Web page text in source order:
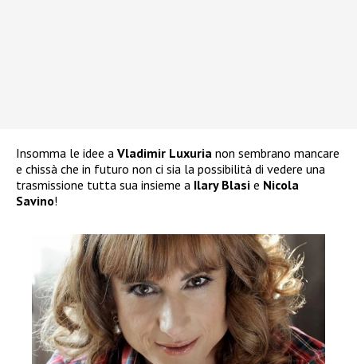
Insomma le idee a Vladimir Luxuria non sembrano mancare
e chissà che in futuro non ci sia la possibilità di vedere una
trasmissione tutta sua insieme a Ilary Blasi e Nicola
Savino!